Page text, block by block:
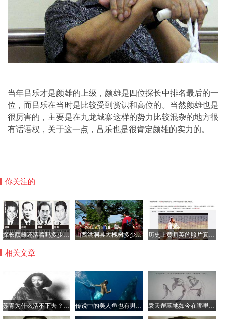
当年吕乐才是颜雄的上级，颜雄是四位探长中排名最后的一
位，而吕乐在当时是比较受到赏识和高位的。当然颜雄也是
很厉害的，主要是在九龙城寨这样的势力比较混杂的地方很
有话语权，关于这一点，吕乐也是很肯定颜雄的实力的。
你关注的
探长颜雄还活着吗多少岁了，颜雄当过吕乐的上级吗？ 山西洪洞县大槐树多少岁了？到大槐树后怎么查找家谱 历史上黄月英的照片真的很丑吗，黄月英那年出生的？
相关文章
苏青为什么活不下去？张爱玲苏青绝交的原因真相